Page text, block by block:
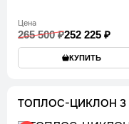
Цена
265 500 ₽252 225 ₽
КУПИТЬ
ТОПЛОС-ЦИКЛОН 3